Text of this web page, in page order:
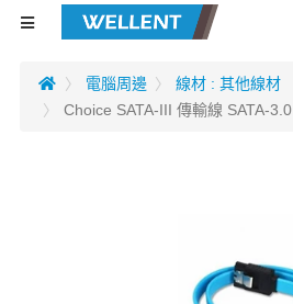
電腦周邊
線材 : 其他線材
Choice SATA-III 傳輸線 SATA-3.0